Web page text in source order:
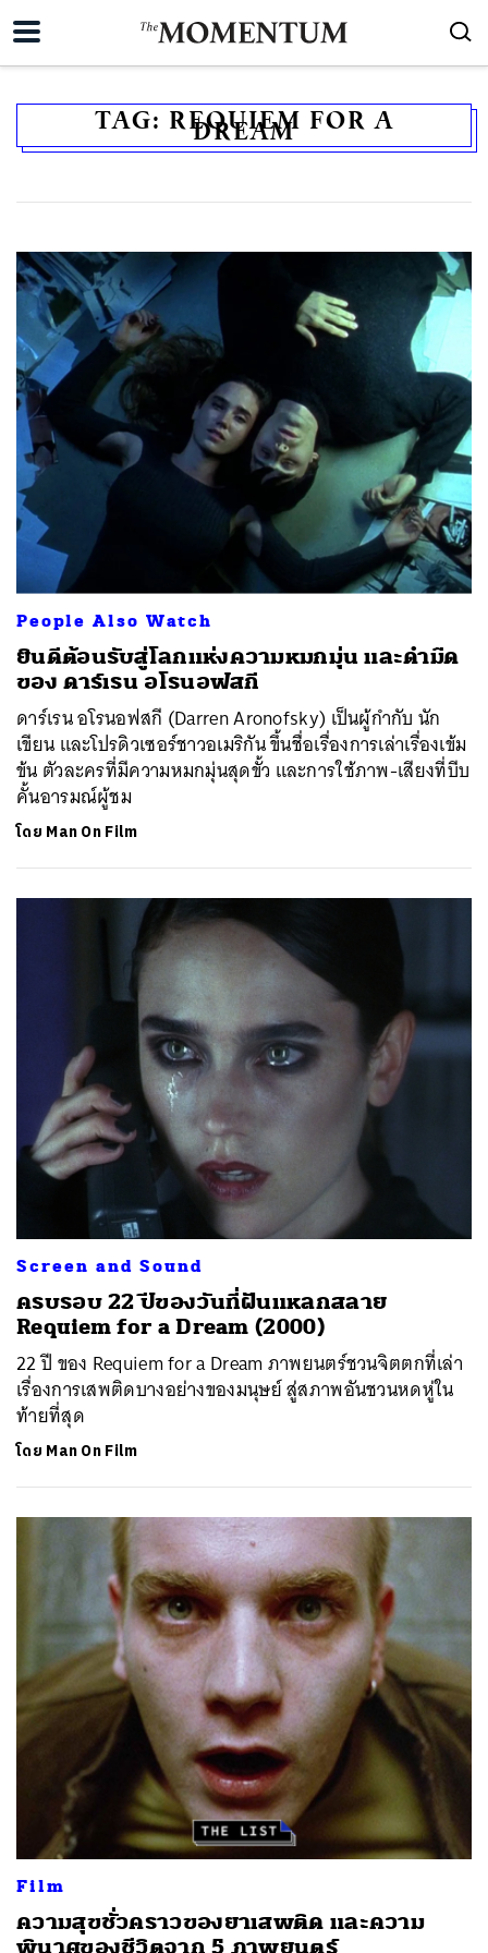
TAG: REQUIEM FOR A
DREAM
People Also Watch
ยินดีต้อนรับสู่โลกแห่งความหมกมุ่น และดำมืด
ของ ดาร์เรน อโรนอฟสกี
ดาร์เรน อโรนอฟสกี (Darren Aronofsky) เป็นผู้กำกับ นัก
เขียน และโปรดิวเซอร์ชาวอเมริกัน ขึ้นชื่อเรื่องการเล่าเรื่องเข้ม
ข้น ตัวละครที่มีความหมกมุ่นสุดขั้ว และการใช้ภาพ-เสียงที่บีบ
คั้นอารมณ์ผู้ชม
โดย Man On Film
Screen and Sound
ครบรอบ 22 ปีของวันที่ฝันแหลกสลาย
Requiem for a Dream (2000)
22 ปี ของ Requiem for a Dream ภาพยนตร์ชวนจิตตกที่เล่า
เรื่องการเสพติดบางอย่างของมนุษย์ สู่สภาพอันชวนหดหู่ใน
ท้ายที่สุด
โดย Man On Film
Film
ความสุขชั่วคราวของยาเสพติด และความ
พินาศของชีวิตจาก 5 ภาพยนตร์
ค้นหา
SHARE TWEET LINE EMAIL